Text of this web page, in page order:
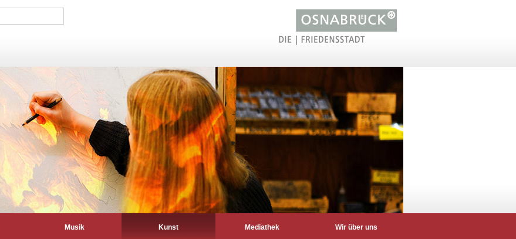
Musik Kunst Mediathek Wir über uns